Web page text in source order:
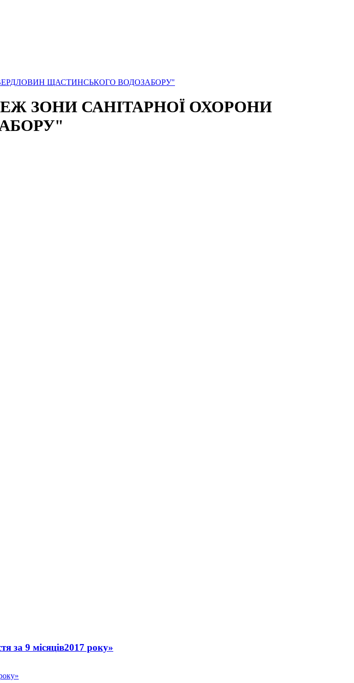
ЩАСТИНСЬКОГО ВОДОЗАБОРУ"
ЗОНИ САНІТАРНОЇ ОХОРОНИ
за 9 місяців2017 року»